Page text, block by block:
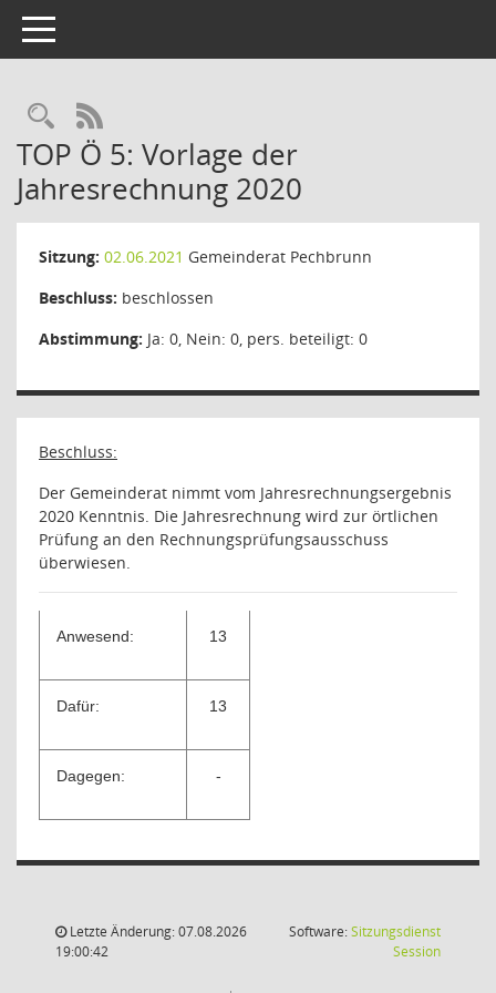
Toggle navigation
RSS-Feed
TOP Ö 5: Vorlage der
Jahresrechnung 2020
Sitzung: 02.06.2021 Gemeinderat Pechbrunn
Beschluss: beschlossen
Abstimmung: Ja: 0, Nein: 0, pers. beteiligt: 0
Beschluss:
Der Gemeinderat nimmt vom Jahresrechnungsergebnis
2020 Kenntnis. Die Jahresrechnung wird zur örtlichen
Prüfung an den Rechnungsprüfungsausschuss
überwiesen.
Anwesend: 13
Dafür: 13
Dagegen: -
Letzte Änderung: 07.08.2026
19:00:42
Software:Sitzungsdienst
Session(Wird in